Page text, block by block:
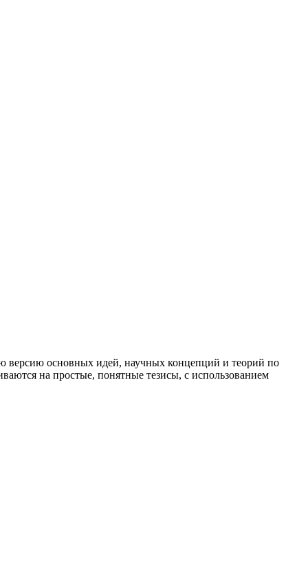
версию основных идей, научных концепций и теорий по
на простые, понятные тезисы, с использованием